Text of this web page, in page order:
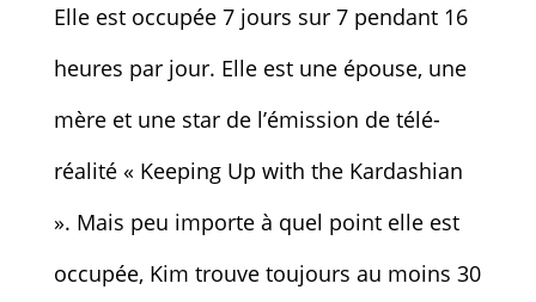
Elle est occupée 7 jours sur 7 pendant 16
heures par jour. Elle est une épouse, une
mère et une star de l’émission de télé-
réalité « Keeping Up with the Kardashian
». Mais peu importe à quel point elle est
occupée, Kim trouve toujours au moins 30